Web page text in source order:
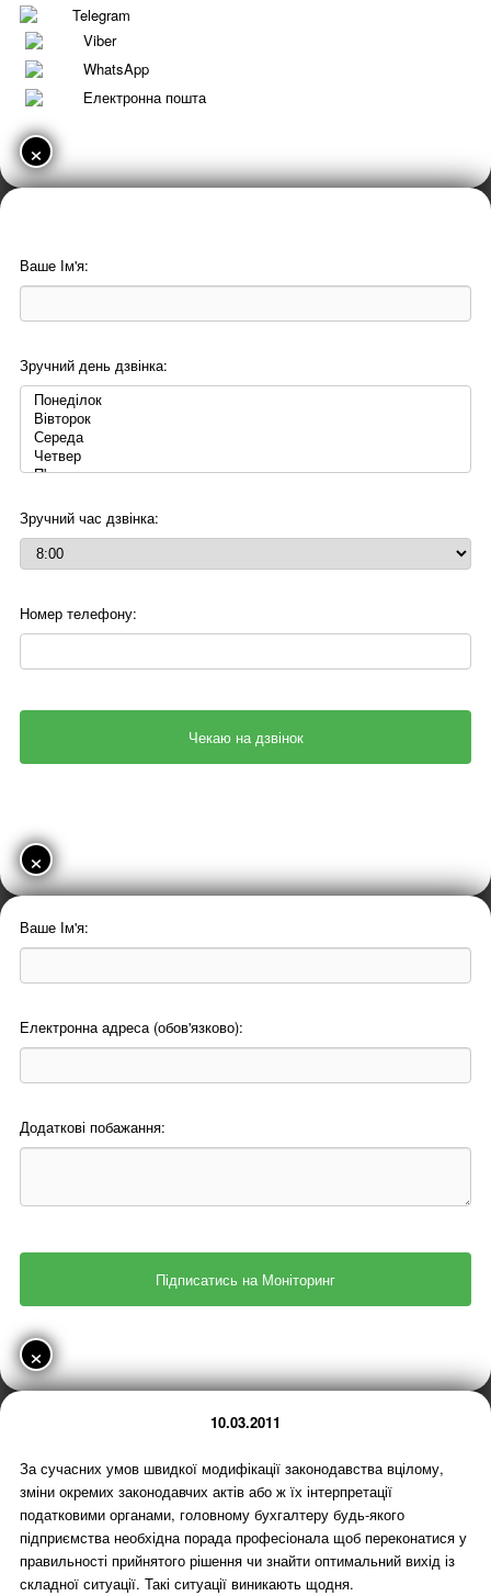
Telegram
Viber
WhatsApp
Електронна пошта
×
Ваше Ім'я:
Зручний день дзвінка:
Зручний час дзвінка:
Номер телефону:
×
Ваше Ім'я:
Електронна адреса (обов'язково):
Додаткові побажання:
×
10.03.2011
За сучасних умов швидкої модифікації законодавства вцілому,
зміни окремих законодавчих актів або ж їх інтерпретації
податковими органами, головному бухгалтеру будь-якого
підприємства необхідна порада професіонала щоб переконатися у
правильності прийнятого рішення чи знайти оптимальний вихід із
складної ситуації. Такі ситуації виникають щодня.